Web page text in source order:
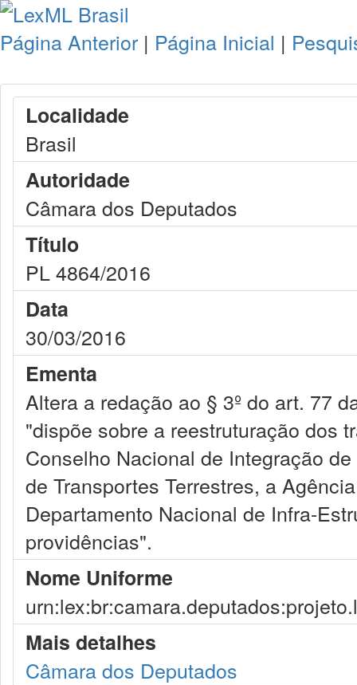
Página Anterior | Página Inicial |
Localidade
Brasil
Autoridade
Câmara dos Deputados
Título
PL 4864/2016
Data
30/03/2016
Ementa
Altera a redação ao § 3º do art. 77
"dispõe sobre a reestruturação dos
Conselho Nacional de Integração
de Transportes Terrestres, a
Departamento Nacional de Infra-
providências".
Nome Uniforme
Mais detalhes
Câmara dos Deputados